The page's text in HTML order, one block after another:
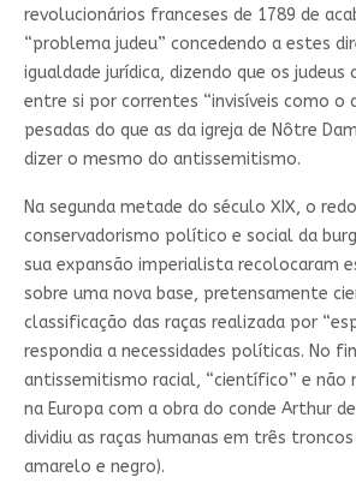
revolucionários franceses de 1789 de
“problema judeu” concedendo a estes
igualdade jurídica, dizendo que os judeus
entre si por correntes “invisíveis como o
pesadas do que as da igreja de Nôtre
dizer o mesmo do antissemitismo.
Na segunda metade do século XIX, o
conservadorismo político e social da
sua expansão imperialista recolocaram
sobre uma nova base, pretensamente
classificação das raças realizada por
respondia a necessidades políticas. No
antissemitismo racial, “científico” e não
na Europa com a obra do conde Arthur
dividiu as raças humanas em três
amarelo e negro).